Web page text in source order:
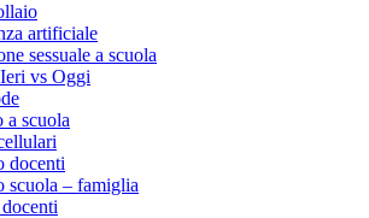
artificiale
sessuale a scuola
vs Oggi
a scuola
docenti
scuola – famiglia